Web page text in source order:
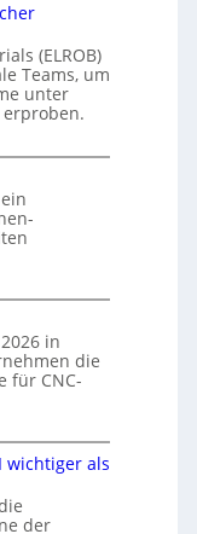
(ELROB)
Teams, um
unter
in
die
für CNC-
wichtiger als
der